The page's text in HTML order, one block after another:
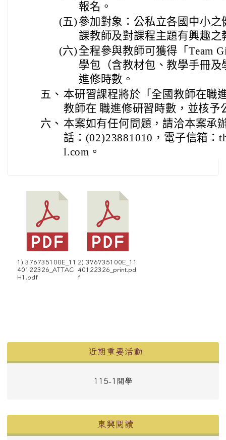
報名。
(五) 參加對象：公私立各國中小之
課教師及對課程主題有興趣之
(六) 全程參與教師可獲得「Team
學包（含教材包、教學手冊及
進修時數。
五、 本研習課程將於「全國教師在職
教師在 職進修研習時數，並核予
六、 本案如有任何問題，請洽本案承
話：(02)23881010，電子信箱：
l.com。
1) 376735100E_11
40122326_ATTAC
H1.pdf
2) 376735100E_11
40122326_print.pd
f
近期重要活動
115-1開學
東興閱讀